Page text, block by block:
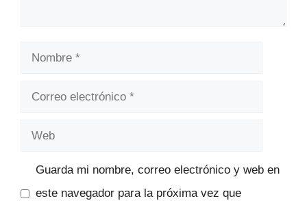
Nombre
Correo
Web
Guarda mi nombre, correo electrónico y web en
este navegador para la próxima vez que